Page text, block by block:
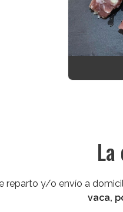
reparto y/o envío a
vaca,